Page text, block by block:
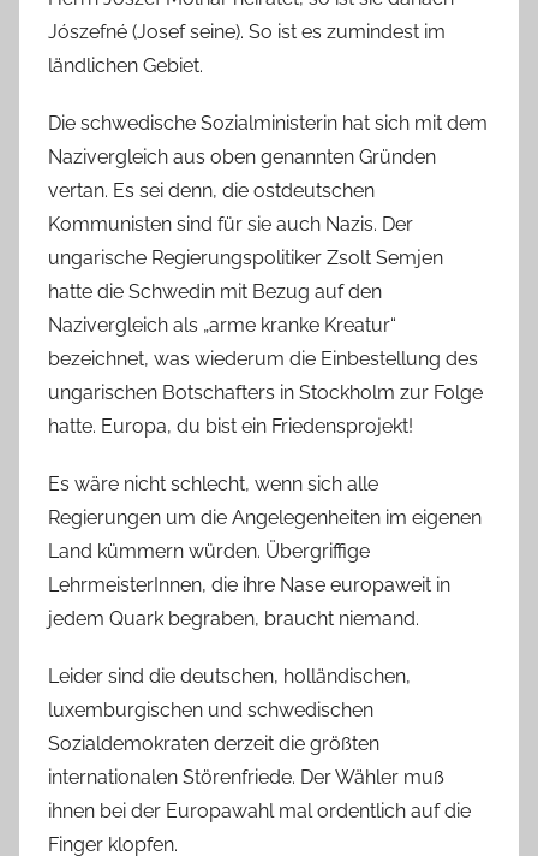
Jószefné (Josef seine). So ist es zumindest im
ländlichen Gebiet.
Die schwedische Sozialministerin hat sich mit dem
Nazivergleich aus oben genannten Gründen
vertan. Es sei denn, die ostdeutschen
Kommunisten sind für sie auch Nazis. Der
ungarische Regierungspolitiker Zsolt Semjen
hatte die Schwedin mit Bezug auf den
Nazivergleich als „arme kranke Kreatur“
bezeichnet, was wiederum die Einbestellung des
ungarischen Botschafters in Stockholm zur Folge
hatte. Europa, du bist ein Friedensprojekt!
Es wäre nicht schlecht, wenn sich alle
Regierungen um die Angelegenheiten im eigenen
Land kümmern würden. Übergriffige
LehrmeisterInnen, die ihre Nase europaweit in
jedem Quark begraben, braucht niemand.
Leider sind die deutschen, holländischen,
luxemburgischen und schwedischen
Sozialdemokraten derzeit die größten
internationalen Störenfriede. Der Wähler muß
ihnen bei der Europawahl mal ordentlich auf die
Finger klopfen.